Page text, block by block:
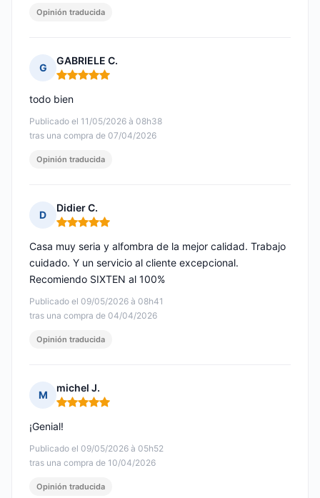
Opinión traducida
G
GABRIELE C.
Nota: 5 de 5
Publicado el 11/05/2026 à 08h38
tras una compra de 07/04/2026
todo bien
Opinión traducida
D
Didier C.
Nota: 5 de 5
Publicado el 09/05/2026 à 08h41
tras una compra de 04/04/2026
Casa muy seria y alfombra de la mejor calidad. Trabajo
cuidado. Y un servicio al cliente excepcional.
Recomiendo SIXTEN al 100%
Opinión traducida
M
michel J.
Nota: 5 de 5
Publicado el 09/05/2026 à 05h52
tras una compra de 10/04/2026
¡Genial!
Opinión traducida